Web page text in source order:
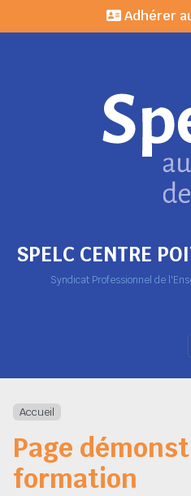
SPELC CENTRE
Syndicat Professionnel de
Adhérer
Accueil
Page
formation